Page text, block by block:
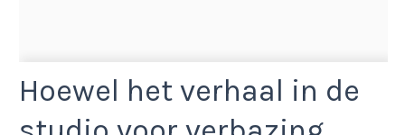
Hoewel het verhaal in de